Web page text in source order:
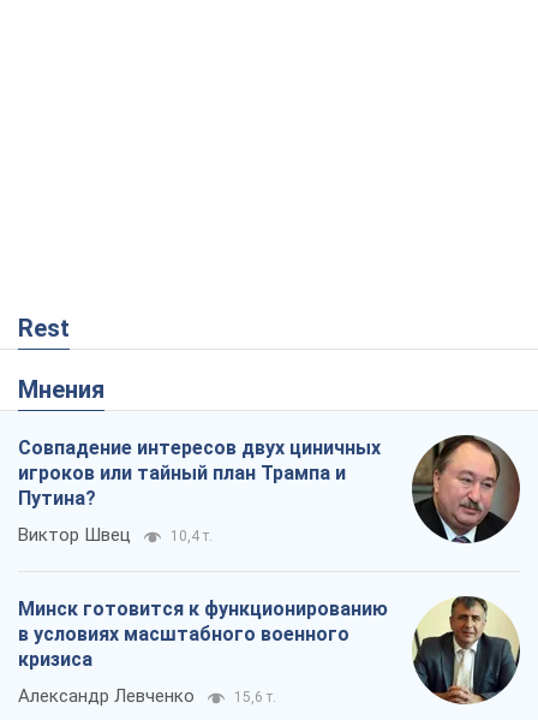
Rest
Мнения
Совпадение интересов двух циничных
игроков или тайный план Трампа и
Путина?
Виктор Швец 10,4 т.
Минск готовится к функционированию
в условиях масштабного военного
кризиса
Александр Левченко 15,6 т.